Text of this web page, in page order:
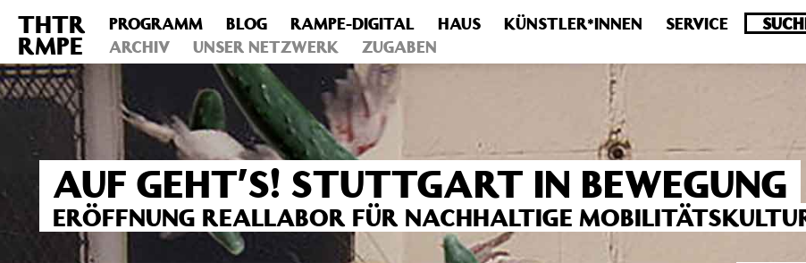
Deprecated : Die Funktion post_permalink ist seit Version 4.4.0 veraltet! Verwende stattdessen get_permalink(). in
/
includes/functions.phpon line6031
THTR
RMPE
PROGRAMM BLOG RAMPE-DIGITAL HAUS KÜNSTLER*INNEN
SERVICE
ARCHIV
UNSER NETZWERK ZUGABEN
AUF GEHT’S! STUTTGART IN BEWEGUNG
ERÖFFNUNG REALLABOR FÜR NACHHALTIGE